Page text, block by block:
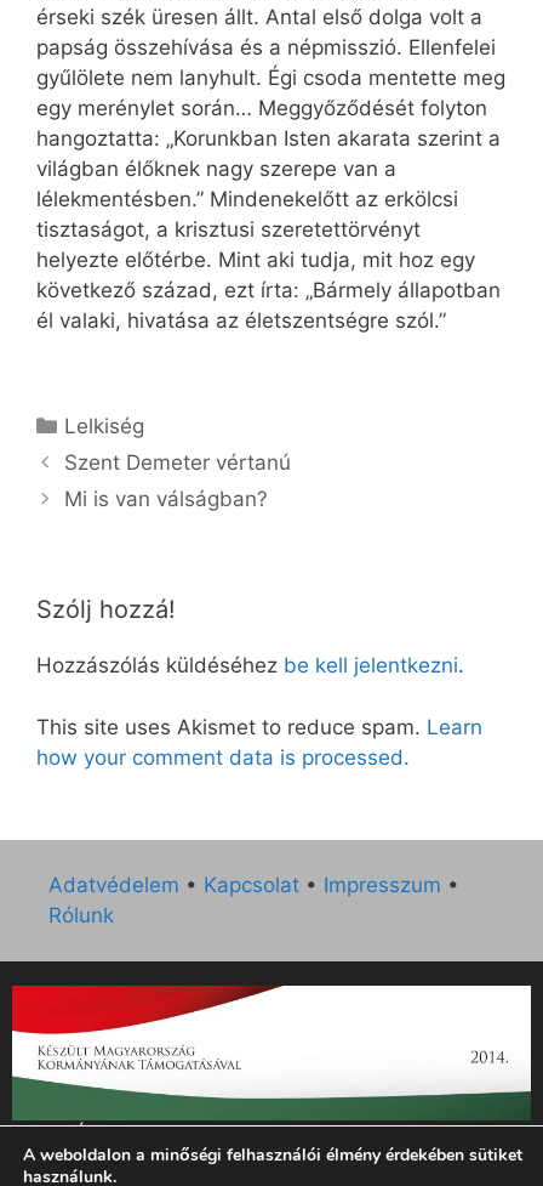
érseki szék üresen állt. Antal első dolga volt a
papság összehívása és a népmisszió. Ellenfelei
gyűlölete nem lanyhult. Égi csoda mentette meg
egy merénylet során… Meggyőződését folyton
hangoztatta: „Korunkban Isten akarata szerint a
világban élőknek nagy szerepe van a
lélekmentésben.” Mindenekelőtt az erkölcsi
tisztaságot, a krisztusi szeretettörvényt
helyezte előtérbe. Mint aki tudja, mit hoz egy
következő század, ezt írta: „Bármely állapotban
él valaki, hivatása az életszentségre szól.”
Kategória
Lelkiség
Szent Demeter vértanú
Mi is van válságban?
Szólj hozzá!
Hozzászólás küldéséhez be kell jelentkezni.
This site uses Akismet to reduce spam. Learn
how your comment data is processed.
Adatvédelem • Kapcsolat • Impresszum •
Rólunk
„Az Új Ember katolikus hetilap 2014. évi működésének
támogatását az EGYH-KCP-14-P-0121 sz. támogatási
A weboldalon a minőségi felhasználói élmény érdekében sütiket
használunk.